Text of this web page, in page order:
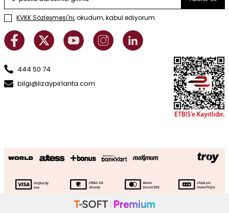
Altın Klipsli Yuvarlak Detaylı Erkek
KVKK Sözleşmesi'ni, okudum, kabul ediyorum.
444 50 74
bilgi@lizaypirlanta.com